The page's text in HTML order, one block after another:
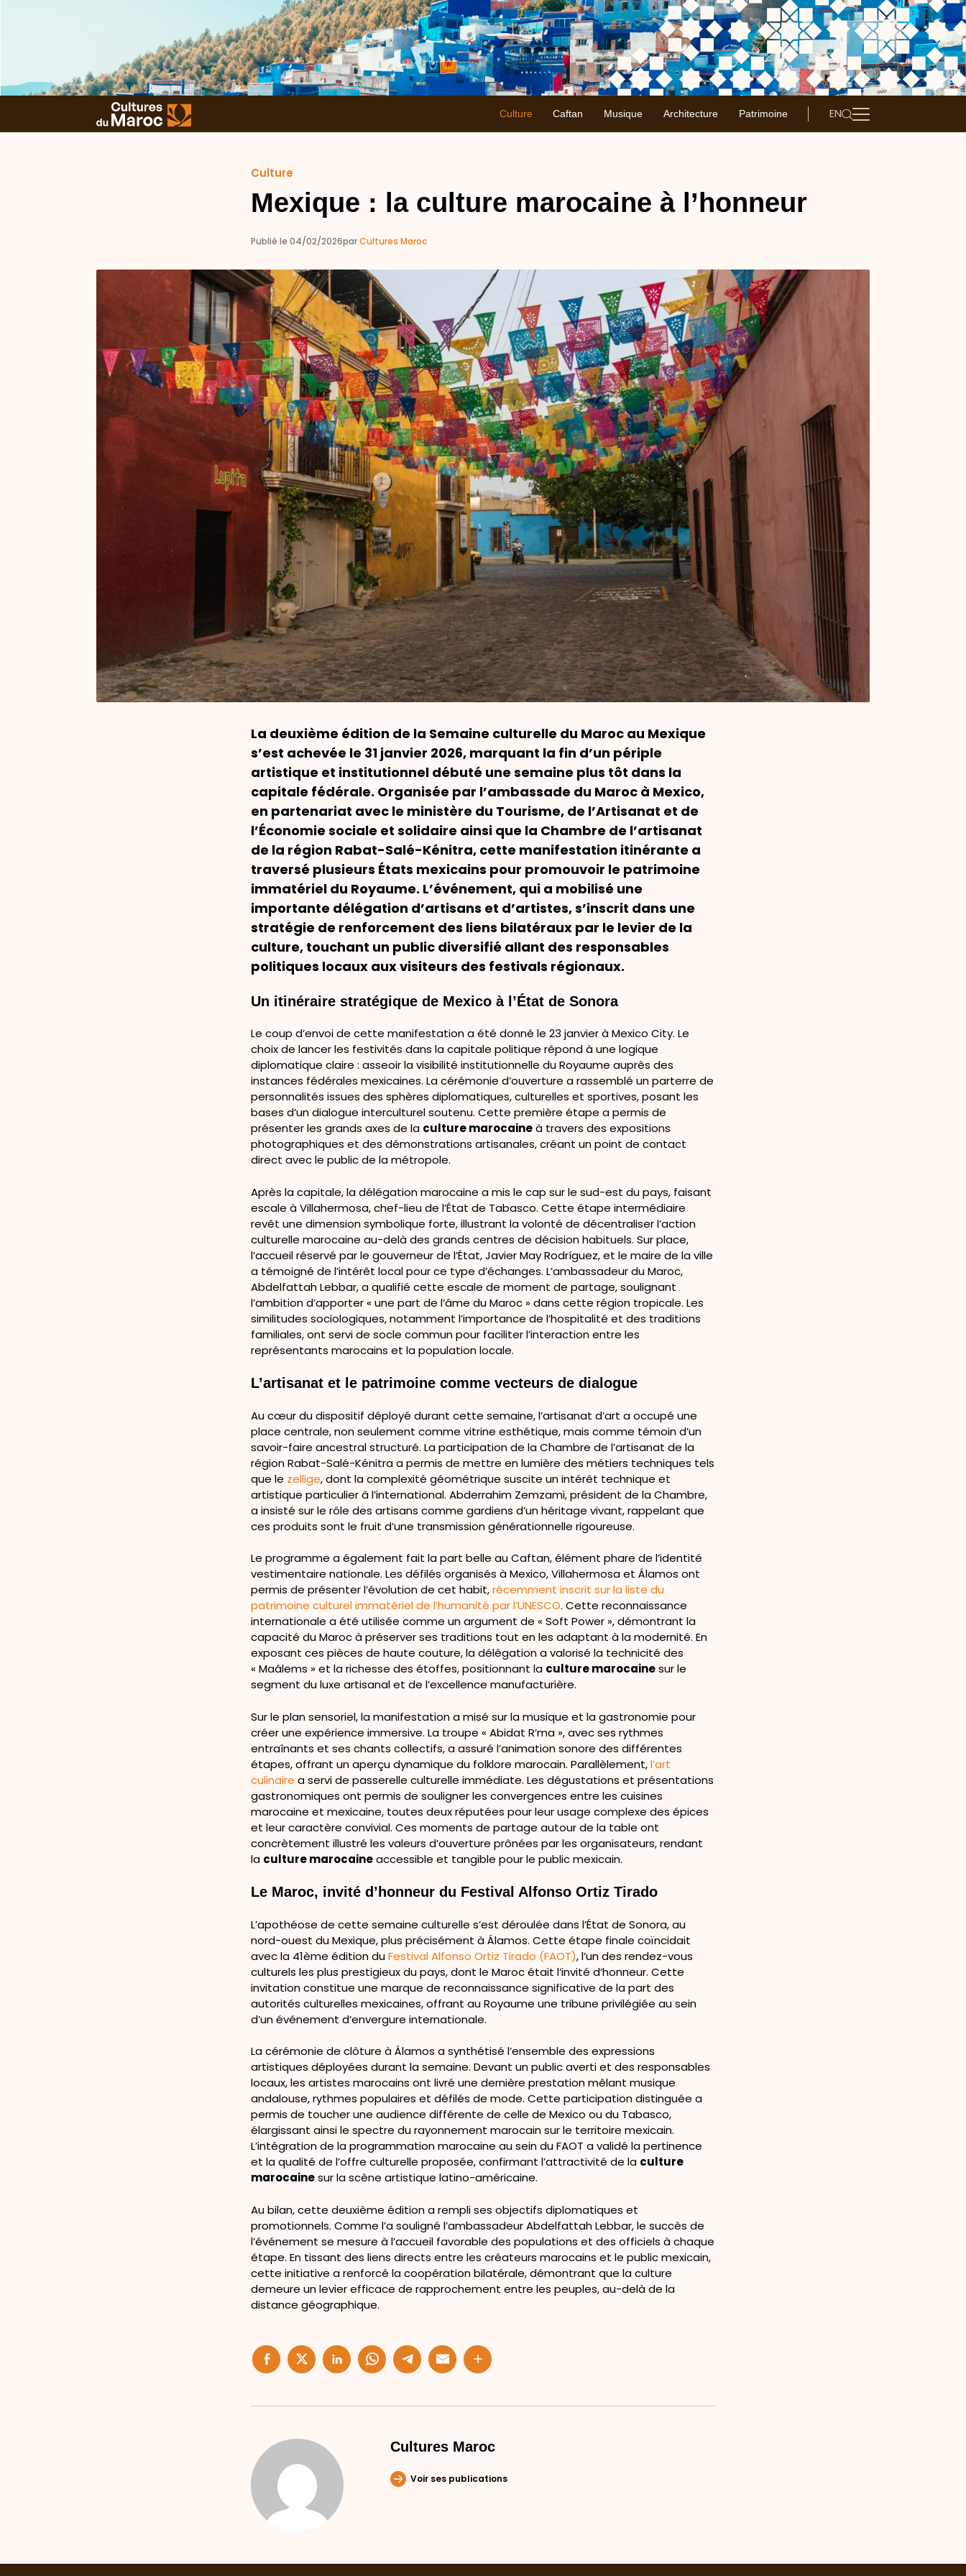
Culture Caftan Musique Architecture Patrimoine EN
Culture
Mexique : la culture marocaine à l’honneur
Publié le 04/02/2026parCultures Maroc
La deuxième édition de la Semaine culturelle du Maroc au Mexique
s’est achevée le 31 janvier 2026, marquant la fin d’un périple
artistique et institutionnel débuté une semaine plus tôt dans la
capitale fédérale. Organisée par l’ambassade du Maroc à Mexico,
en partenariat avec le ministère du Tourisme, de l’Artisanat et de
l’Économie sociale et solidaire ainsi que la Chambre de l’artisanat
de la région Rabat-Salé-Kénitra, cette manifestation itinérante a
traversé plusieurs États mexicains pour promouvoir le patrimoine
immatériel du Royaume. L’événement, qui a mobilisé une
importante délégation d’artisans et d’artistes, s’inscrit dans une
stratégie de renforcement des liens bilatéraux par le levier de la
culture, touchant un public diversifié allant des responsables
politiques locaux aux visiteurs des festivals régionaux.
Un itinéraire stratégique de Mexico à l’État de Sonora
Le coup d’envoi de cette manifestation a été donné le 23 janvier à Mexico City. Le
choix de lancer les festivités dans la capitale politique répond à une logique
diplomatique claire : asseoir la visibilité institutionnelle du Royaume auprès des
instances fédérales mexicaines. La cérémonie d’ouverture a rassemblé un parterre de
personnalités issues des sphères diplomatiques, culturelles et sportives, posant les
bases d’un dialogue interculturel soutenu. Cette première étape a permis de
présenter les grands axes de la culture marocaineà travers des expositions
photographiques et des démonstrations artisanales, créant un point de contact
direct avec le public de la métropole.
Après la capitale, la délégation marocaine a mis le cap sur le sud-est du pays, faisant
escale à Villahermosa, chef-lieu de l’État de Tabasco. Cette étape intermédiaire
revêt une dimension symbolique forte, illustrant la volonté de décentraliser l’action
culturelle marocaine au-delà des grands centres de décision habituels. Sur place,
l’accueil réservé par le gouverneur de l’État, Javier May Rodríguez, et le maire de la ville
a témoigné de l’intérêt local pour ce type d’échanges. L’ambassadeur du Maroc,
Abdelfattah Lebbar, a qualifié cette escale de moment de partage, soulignant
l’ambition d’apporter « une part de l’âme du Maroc » dans cette région tropicale. Les
similitudes sociologiques, notamment l’importance de l’hospitalité et des traditions
familiales, ont servi de socle commun pour faciliter l’interaction entre les
représentants marocains et la population locale.
L’artisanat et le patrimoine comme vecteurs de dialogue
Au cœur du dispositif déployé durant cette semaine, l’artisanat d’art a occupé une
place centrale, non seulement comme vitrine esthétique, mais comme témoin d’un
savoir-faire ancestral structuré. La participation de la Chambre de l’artisanat de la
région Rabat-Salé-Kénitra a permis de mettre en lumière des métiers techniques tels
que le zellige, dont la complexité géométrique suscite un intérêt technique et
artistique particulier à l’international. Abderrahim Zemzami, président de la Chambre,
a insisté sur le rôle des artisans comme gardiens d’un héritage vivant, rappelant que
ces produits sont le fruit d’une transmission générationnelle rigoureuse.
Le programme a également fait la part belle au Caftan, élément phare de l’identité
vestimentaire nationale. Les défilés organisés à Mexico, Villahermosa et Álamos ont
permis de présenter l’évolution de cet habit,récemment inscrit sur la liste du
patrimoine culturel immatériel de l’humanité par l’UNESCO. Cette reconnaissance
internationale a été utilisée comme un argument de « Soft Power », démontrant la
capacité du Maroc à préserver ses traditions tout en les adaptant à la modernité. En
exposant ces pièces de haute couture, la délégation a valorisé la technicité des
« Maâlems » et la richesse des étoffes, positionnant la culture marocainesur le
segment du luxe artisanal et de l’excellence manufacturière.
Sur le plan sensoriel, la manifestation a misé sur la musique et la gastronomie pour
créer une expérience immersive. La troupe « Abidat R’ma », avec ses rythmes
entraînants et ses chants collectifs, a assuré l’animation sonore des différentes
étapes, offrant un aperçu dynamique du folklore marocain. Parallèlement,l’art
culinaire a servi de passerelle culturelle immédiate. Les dégustations et présentations
gastronomiques ont permis de souligner les convergences entre les cuisines
marocaine et mexicaine, toutes deux réputées pour leur usage complexe des épices
et leur caractère convivial. Ces moments de partage autour de la table ont
concrètement illustré les valeurs d’ouverture prônées par les organisateurs, rendant
la culture marocaineaccessible et tangible pour le public mexicain.
Le Maroc, invité d’honneur du Festival Alfonso Ortiz Tirado
L’apothéose de cette semaine culturelle s’est déroulée dans l’État de Sonora, au
nord-ouest du Mexique, plus précisément à Álamos. Cette étape finale coïncidait
avec la 41ème édition duFestival Alfonso Ortiz Tirado (FAOT), l’un des rendez-vous
culturels les plus prestigieux du pays, dont le Maroc était l’invité d’honneur. Cette
invitation constitue une marque de reconnaissance significative de la part des
autorités culturelles mexicaines, offrant au Royaume une tribune privilégiée au sein
d’un événement d’envergure internationale.
La cérémonie de clôture à Álamos a synthétisé l’ensemble des expressions
artistiques déployées durant la semaine. Devant un public averti et des responsables
locaux, les artistes marocains ont livré une dernière prestation mêlant musique
andalouse, rythmes populaires et défilés de mode. Cette participation distinguée a
permis de toucher une audience différente de celle de Mexico ou du Tabasco,
élargissant ainsi le spectre du rayonnement marocain sur le territoire mexicain.
L’intégration de la programmation marocaine au sein du FAOT a validé la pertinence
et la qualité de l’offre culturelle proposée, confirmant l’attractivité de la culture
marocainesur la scène artistique latino-américaine.
Au bilan, cette deuxième édition a rempli ses objectifs diplomatiques et
promotionnels. Comme l’a souligné l’ambassadeur Abdelfattah Lebbar, le succès de
l’événement se mesure à l’accueil favorable des populations et des officiels à chaque
étape. En tissant des liens directs entre les créateurs marocains et le public mexicain,
cette initiative a renforcé la coopération bilatérale, démontrant que la culture
demeure un levier efficace de rapprochement entre les peuples, au-delà de la
distance géographique.
Cultures Maroc
Voir ses publications